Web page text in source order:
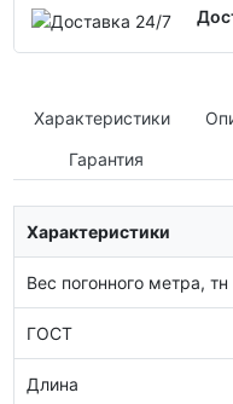
Характеристики
Гарантия
Характеристики
Вес погонного метра, тн
ГОСТ
Длина